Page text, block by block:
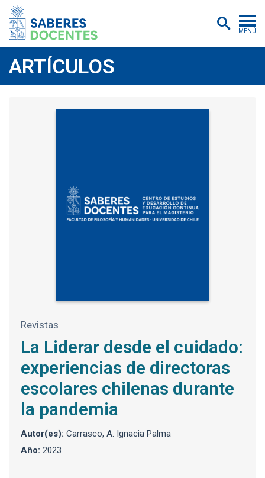
MENÚ
Postítulos y diplomados
Asistencias educativas
Inscripciones
ARTÍCULOS
Revistas
La Liderar desde el cuidado:
experiencias de directoras
escolares chilenas durante
la pandemia
Autor(es): Carrasco, A. Ignacia Palma
Año: 2023